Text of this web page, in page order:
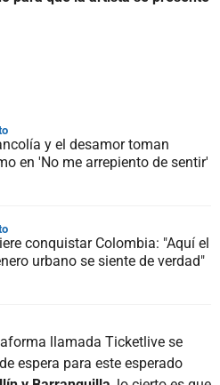
y el desamor toman
en 'No me arrepiento de sentir'
conquistar Colombia: "Aquí el
urbano se siente de verdad"
llamada Ticketlive se
espera para este esperado